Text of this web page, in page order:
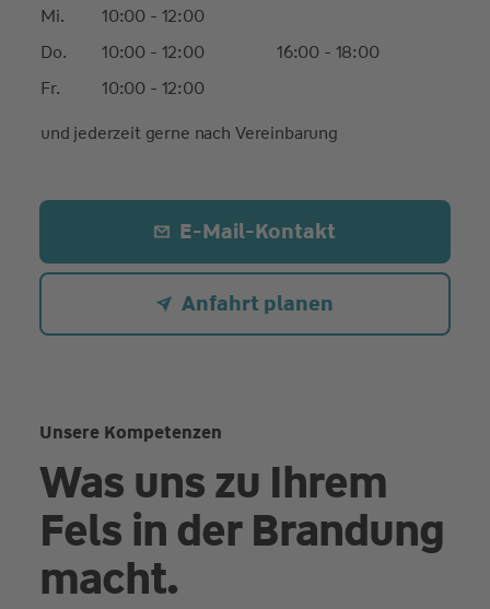
Mi.
10:00 - 12:00
Do.
10:00 - 12:00
16:00 - 18:00
Fr.
10:00 - 12:00
und jederzeit gerne nach Vereinbarung
E-Mail-Kontakt
Anfahrt planen
Unsere Kompetenzen
Was uns zu Ihrem
Fels in der Brandung
macht.